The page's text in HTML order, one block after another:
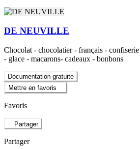
DE NEUVILLE
Chocolat - chocolatier - français -
- glace - macarons- cadeaux - bonbons
Documentation gratuite
Mettre en favoris
Favoris
Partager
Partager